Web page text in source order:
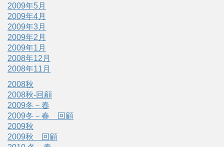
2009年5月
2009年4月
2009年3月
2009年2月
2009年1月
2008年12月
2008年11月
2008秋
2008秋-回顧
2009冬－春
2009冬－春 回顧
2009秋
2009秋 回顧